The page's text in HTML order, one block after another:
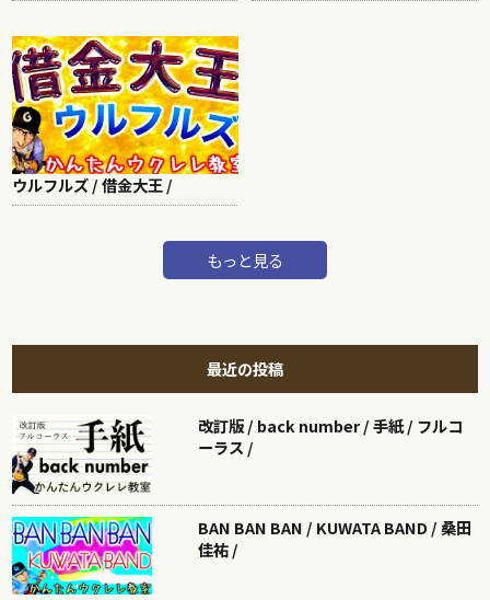
ウルフルズ / 借金大王 /
もっと見る
最近の投稿
改訂版 / back number / 手紙 / フルコ
ーラス /
BAN BAN BAN / KUWATA BAND / 桑田
佳祐 /